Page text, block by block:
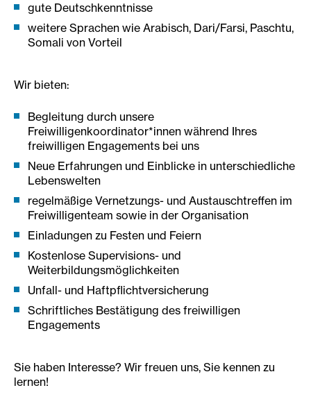
gute Deutschkenntnisse
weitere Sprachen wie Arabisch, Dari/Farsi, Paschtu,
Somali von Vorteil
Wir bieten:
Begleitung durch unsere
Freiwilligenkoordinator*innen während Ihres
freiwilligen Engagements bei uns
Neue Erfahrungen und Einblicke in unterschiedliche
Lebenswelten
regelmäßige Vernetzungs- und Austauschtreffen im
Freiwilligenteam sowie in der Organisation
Einladungen zu Festen und Feiern
Kostenlose Supervisions- und
Weiterbildungsmöglichkeiten
Unfall- und Haftpflichtversicherung
Schriftliches Bestätigung des freiwilligen
Engagements
Sie haben Interesse? Wir freuen uns, Sie kennen zu
lernen!